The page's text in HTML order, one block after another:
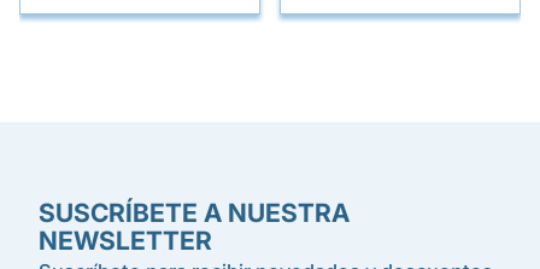
SUSCRÍBETE A NUESTRA
NEWSLETTER